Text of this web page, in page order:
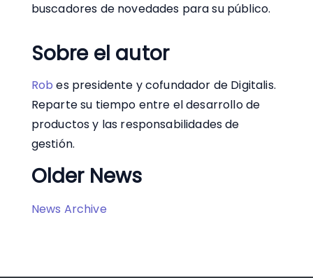
buscadores de novedades para su público.
Sobre el autor
Rob es presidente y cofundador de Digitalis.
Reparte su tiempo entre el desarrollo de
productos y las responsabilidades de
gestión.
Older News
News Archive